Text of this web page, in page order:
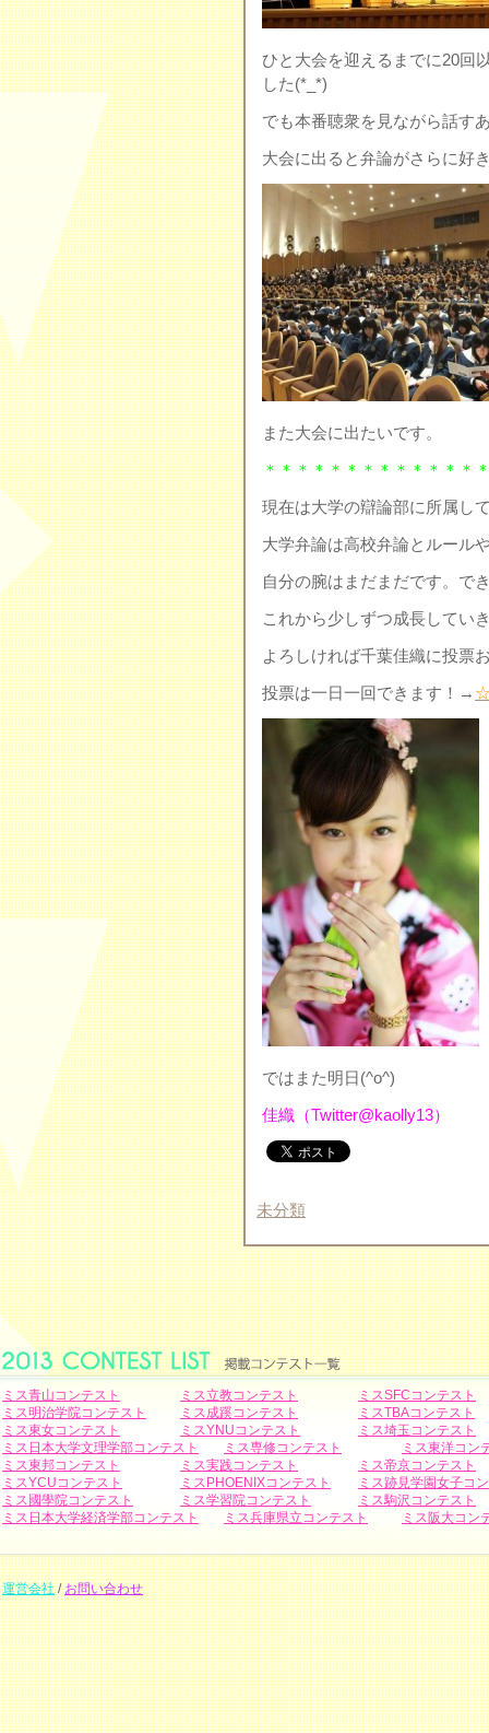
ひと大会を迎えるまでに20回
した(*_*)
でも本番聴衆を見ながら話す
大会に出ると弁論がさらに
また大会に出たいです。
＊＊＊＊＊＊＊＊＊＊＊＊＊
現在は大学の辯論部に所属し
大学弁論は高校弁論とルール
自分の腕はまだまだです。で
これから少しずつ成長してい
よろしければ千葉佳織に投票
投票は一日一回できます！→
ではまた明日(^o^)
佳織（Twitter@kaolly13）
未分類
ミス青山コンテスト ミス立教コンテスト
ミスSFCコンテスト
ミス明治学院コンテスト
ミス成蹊コンテスト
ミスTBAコンテスト
ミス東女コンテスト
ミスYNUコンテスト
ミス埼玉コンテスト
ミス日本大学文理学部コンテスト
ミス専修コンテスト
ミス東洋コン
ミス東邦コンテスト
ミス実践コンテスト
ミス帝京コンテスト
ミスYCUコンテスト
ミスPHOENIXコンテスト
ミス跡見学園女子コ
ミス國學院コンテスト
ミス学習院コンテスト
ミス駒沢コンテスト
ミス日本大学経済学部コンテスト
ミス兵庫県立コンテスト ミス阪大コン
運営会社/お問い合わせ